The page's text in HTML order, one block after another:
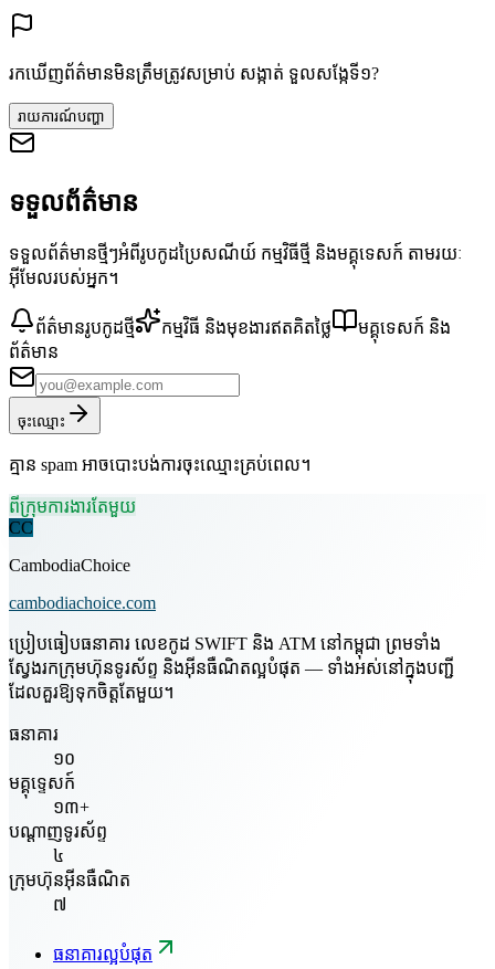
រកឃើញព័ត៌មានមិនត្រឹមត្រូវសម្រាប់ សង្កាត់ ទួលសង្កែទី១?
រាយការណ៍បញ្ហា
ទទួលព័ត៌មាន
ទទួលព័ត៌មានថ្មីៗអំពីរូបកូដប្រៃសណីយ៍ កម្មវិធីថ្មី និងមគ្គុទេសក៍ តាមរយៈ
អ៊ីមែលរបស់អ្នក។
ព័ត៌មានរូបកូដថ្មី កម្មវិធី និងមុខងារឥតគិតថ្លៃ
មគ្គុទេសក៍ និង
ព័ត៌មាន
ចុះឈ្មោះ
គ្មាន spam អាចបោះបង់ការចុះឈ្មោះគ្រប់ពេល។
ពីក្រុមការងារតែមួយ
CC
CambodiaChoice
cambodiachoice.com
ប្រៀបធៀបធនាគារ លេខកូដ SWIFT និង ATM នៅកម្ពុជា ព្រមទាំង
ស្វែងរកក្រុមហ៊ុនទូរស័ព្ទ និងអ៊ីនធឺណិតល្អបំផុត — ទាំងអស់នៅក្នុងបញ្ជី
ដែលគួរឱ្យទុកចិត្តតែមួយ។
ធនាគារ
១០
មគ្គុទ្ទេសក៍
១៣+
បណ្តាញទូរស័ព្ទ
៤
ក្រុមហ៊ុនអ៊ីនធឺណិត
៧
ធនាគារល្អបំផុត